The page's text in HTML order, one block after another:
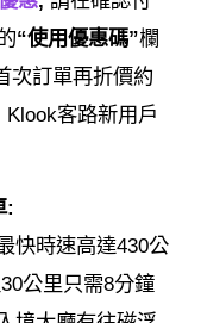
“使用優惠碼”欄
次訂單再折價約
客路新用戶
:
快時速高達430公
公里只需8分鐘